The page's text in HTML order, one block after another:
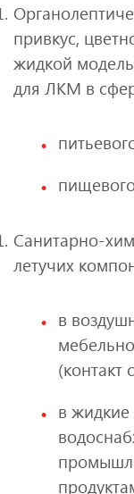
привкус,
жидкой
для ЛКМ в
летучих
в
(контакт
в